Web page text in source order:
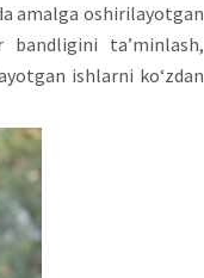
amalga oshirilayotgan
ta’minlash,
ishlarni ko‘zdan